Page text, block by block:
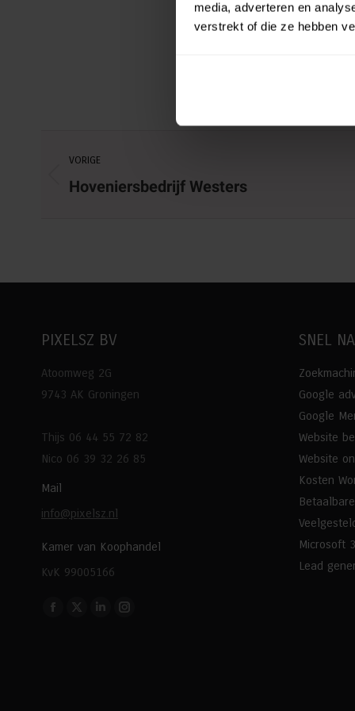
media, adverteren en
verstrekt of die ze hebben
navigation
VORIGE
Previous
Hoveniersbedrijf Westers
PIXELSZ BV
Atoomweg 2G
9743 AK Groningen
Thijs 06 44 55 72 82
Nico 06 39 32 26 85
Mail
info@pixelsz.nl
Kamer van Koophandel
KvK 99005166
Vind ons op:
Facebook
X
LinkedinInstagram
SNEL
Google
Google
Website
Website
Kosten
Microsoft
Lead